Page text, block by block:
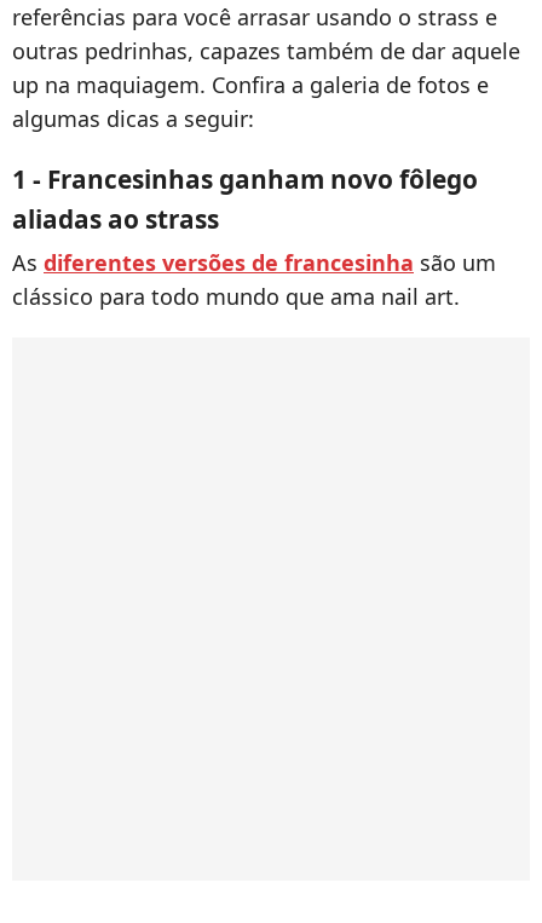
referências para você arrasar usando o strass e
outras pedrinhas, capazes também de dar aquele
up na maquiagem. Confira a galeria de fotos e
algumas dicas a seguir:
1 - Francesinhas ganham novo fôlego
aliadas ao strass
As diferentes versões de francesinha são um
clássico para todo mundo que ama nail art.